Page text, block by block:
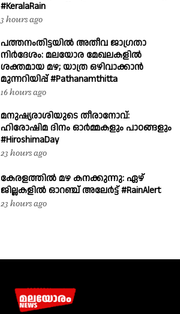
#KeralaRain
3 hours ago
പത്തനംതിട്ടയിൽ അതീവ ജാഗ്രതാ
നിർദേശം: മലയോര മേഖലകളിൽ
ശക്തമായ മഴ; യാത്ര ഒഴിവാക്കാൻ
മുന്നറിയിപ്പ് #Pathanamthitta
16 hours ago
മനുഷ്യരാശിയുടെ തീരാനോവ്:
ഹിരോഷിമ ദിനം ഓർമ്മകളും പാഠങ്ങളും
#HiroshimaDay
23 hours ago
കേരളത്തിൽ മഴ കനക്കുന്നു: ഏഴ്
ജില്ലകളിൽ ഓറഞ്ച് അലേർട്ട് #RainAlert
23 hours ago